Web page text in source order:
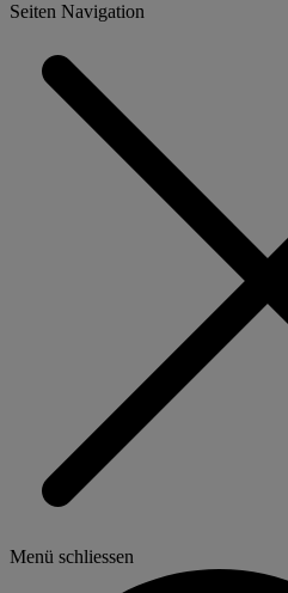
Seiten Navigation
Menü schliessen